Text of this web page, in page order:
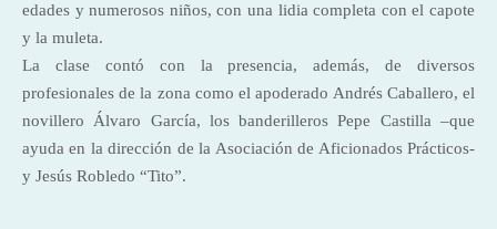
edades y numerosos niños, con una lidia completa con el capote
y la muleta.
La clase contó con la presencia, además, de diversos
profesionales de la zona como el apoderado Andrés Caballero, el
novillero Álvaro García, los banderilleros Pepe Castilla –que
ayuda en la dirección de la Asociación de Aficionados Prácticos-
y Jesús Robledo “Tito”.